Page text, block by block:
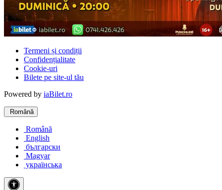
Termeni și condiții
Confidențialitate
Cookie-uri
Bilete pe site-ul tău
Powered by iaBilet.ro
Română
Română
English
български
Magyar
українська